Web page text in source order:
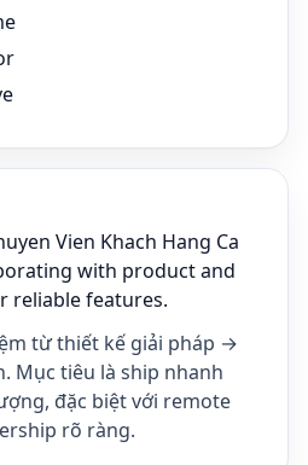
Vien Khach Hang Ca
with product and
reliable features.
từ thiết kế giải pháp →
Mục tiêu là ship nhanh
đặc biệt với remote
rõ ràng.